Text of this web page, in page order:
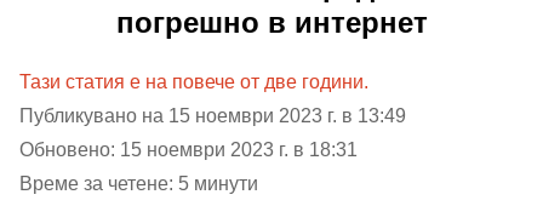
погрешно в интернет
Тази статия е на повече от две години.
Публикувано на 15 ноември 2023 г. в 13:49
Обновено: 15 ноември 2023 г. в 18:31
Време за четене: 5 минути